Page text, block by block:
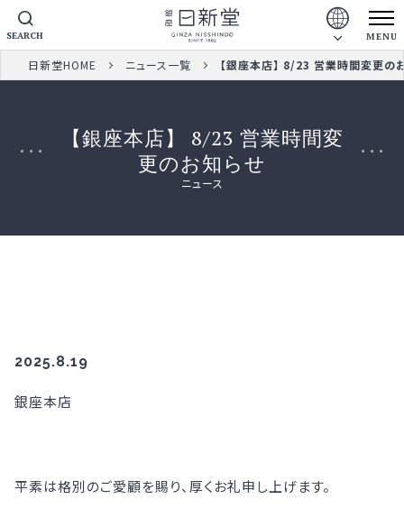
MENU
SEARCH
日新堂HOME ニュース一覧 【銀座本店】 8/23 営業時間変更の
【銀座本店】 8/23 営業時間変
更のお知らせ
ニュース
2025.8.19
銀座本店
平素は格別のご愛顧を賜り、厚くお礼申し上げます。